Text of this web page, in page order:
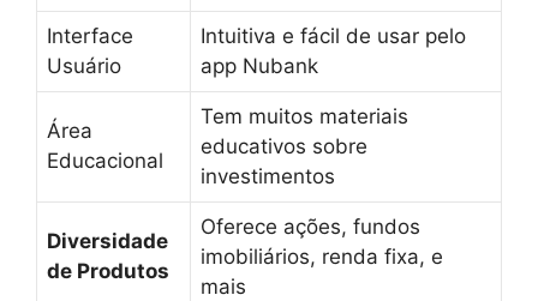
Interface
Usuário
Intuitiva e fácil de usar pelo
app Nubank
Área
Educacional
Tem muitos materiais
educativos sobre
investimentos
Diversidade
de Produtos
Oferece ações, fundos
imobiliários, renda fixa, e
mais